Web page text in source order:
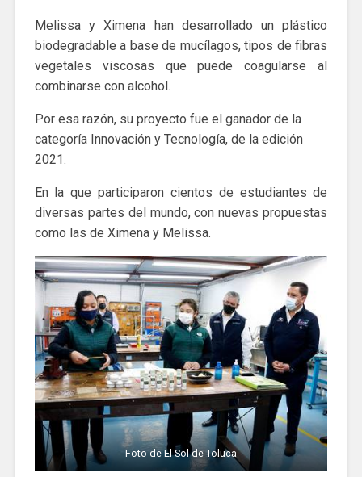
Melissa y Ximena han desarrollado un plástico
biodegradable a base de mucílagos, tipos de fibras
vegetales viscosas que puede coagularse al
combinarse con alcohol.
Por esa razón, su proyecto fue el ganador de la
categoría Innovación y Tecnología, de la edición
2021.
En la que participaron cientos de estudiantes de
diversas partes del mundo, con nuevas propuestas
como las de Ximena y Melissa.
Foto de El Sol de Toluca